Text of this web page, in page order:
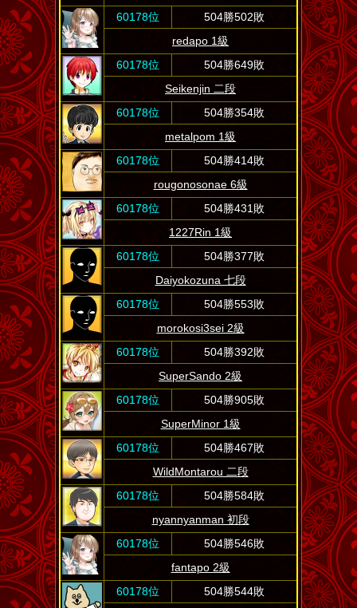
60178位
504勝502敗
redapo 1級
60178位
504勝649敗
Seikenjin 二段
60178位
504勝354敗
metalpom 1級
60178位
504勝414敗
rougonosonae 6級
60178位
504勝431敗
1227Rin 1級
60178位
504勝377敗
Daiyokozuna 七段
60178位
504勝553敗
morokosi3sei 2級
60178位
504勝392敗
SuperSando 2級
60178位
504勝905敗
SuperMinor 1級
60178位
504勝467敗
WildMontarou 二段
60178位
504勝584敗
nyannyanman 初段
60178位
504勝546敗
fantapo 2級
60178位
504勝544敗